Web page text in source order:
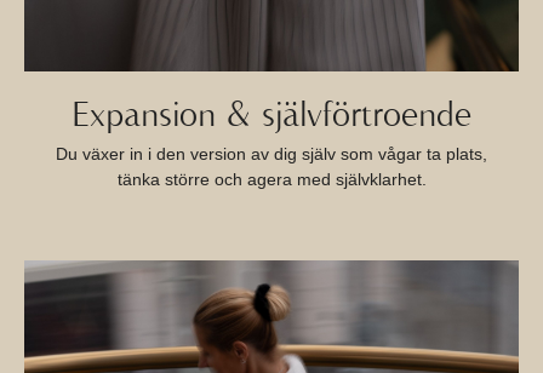
Expansion & självförtroende
Du växer in i den version av dig själv som vågar ta plats,
tänka större och agera med självklarhet.